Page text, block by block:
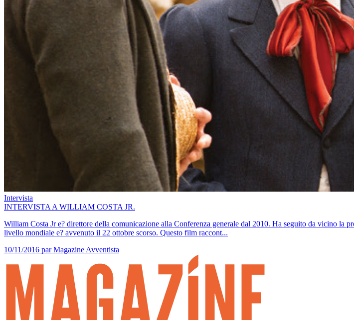
Intervista
INTERVISTA A WILLIAM COSTA JR.
William Costa Jr e? direttore della comunicazione alla Conferenza generale dal 2010. Ha seguito da vicino
livello mondiale e? avvenuto il 22 ottobre scorso. Questo film raccont...
10/11/2016 par Magazine Avventista